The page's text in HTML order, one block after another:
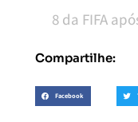
8 da FIFA
Compartilhe:
Facebook